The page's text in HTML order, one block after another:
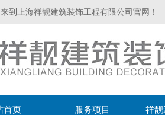
到上海祥靓建筑装饰工程有限公司官网！
首页 服务项目 祥